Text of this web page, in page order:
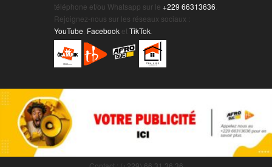
téléphone et/ou Whatsapp sur le +229 66313636
Rejoignez-nous sur les réseaux sociaux :
YouTube Facebook etTikTok